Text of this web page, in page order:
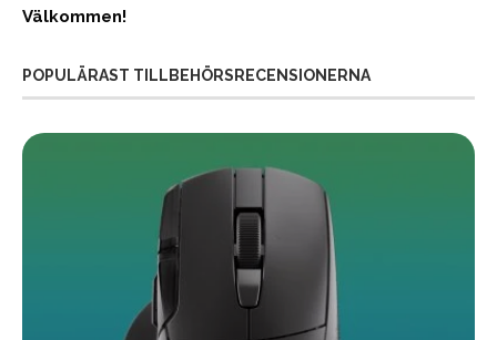
Välkommen!
POPULÄRAST TILLBEHÖRSRECENSIONERNA